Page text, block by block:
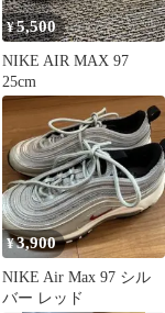
¥5,500
NIKE AIR MAX 97
25cm
¥3,900
NIKE Air Max 97 シル
バー レッド